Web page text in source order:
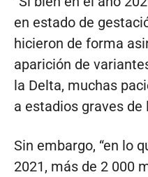
en estado de
hicieron de forma
aparición de
la Delta, muchas
a estadios graves de
Sin embargo, “en lo
2021, más de 2 000